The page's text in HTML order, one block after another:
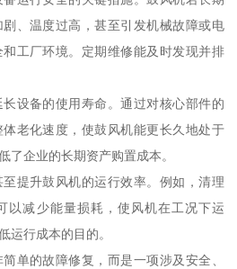
、温度过高，甚至引发机械故障或电
工厂环境。定期维修能及时发现并排
设备的使用寿命。通过对核心部件的
老化速度，使鼓风机能更长久地处于
了企业的长期资产购置成本。
提升鼓风机的运行效率。例如，清理
以减少能量损耗，使风机在工况下运
运行成本的目的。
单的故障修复，而是一项涉及安全、